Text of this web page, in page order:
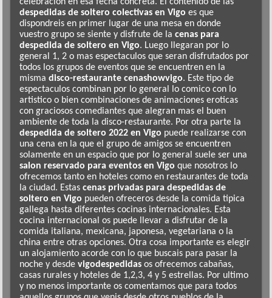
celebracion en esa fecha concreta. El contenido de las
despedidas de soltero colectivas en Vigo es que
dispondreis en primer lugar de una mesa en donde
vuestro grupo se siente y disfrute de lacenas para
despedida de soltero en Vigo. Luego llegaran por lo
general 1, 2 o mas espectaculos que seran disfrutados por
todos los grupos de eventos que se encuentren en la
misma disco-restaurante cenashowvigo. Este tipo de
espectaculos combinan por lo general lo comico con lo
artistico o bien combinaciones de animaciones eroticas
con graciosos comediantes que alegran mas el buen
ambiente de toda la disco-restaurante. Por otra parte la
despedida de soltero 2022 en Vigo puede realizarse con
una cena en la que el grupo de amigos se encuentren
solamente en un espacio que por lo general suele ser una
salon reservado para eventos en Vigo que nosotros lo
ofrecemos tanto en hoteles como en restaurantes de toda
la ciudad. Estascenas privadas para despedidas de
soltero en Vigo pueden ofreceros desde la comida tipica
gallega hasta diferentes cocinas internacionales. Esta
cocina internacional os puede llevar a disfrutar de la
comida italiana, mexicana, japonesa, vegetariana o la
china entre otras opciones. Otra cosa importante es elegir
un alojamiento acorde con lo que buscais para pasar la
noche y desdevigodespedidas os ofrecemos cabañas,
casas rurales y hoteles de 1,2,3, 4 y 5 estrellas. Por ultimo
y no menos importante os comentamos que para todos